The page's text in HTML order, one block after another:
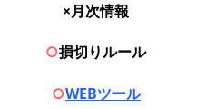
×月次情報
○損切りルール
○WEBツール